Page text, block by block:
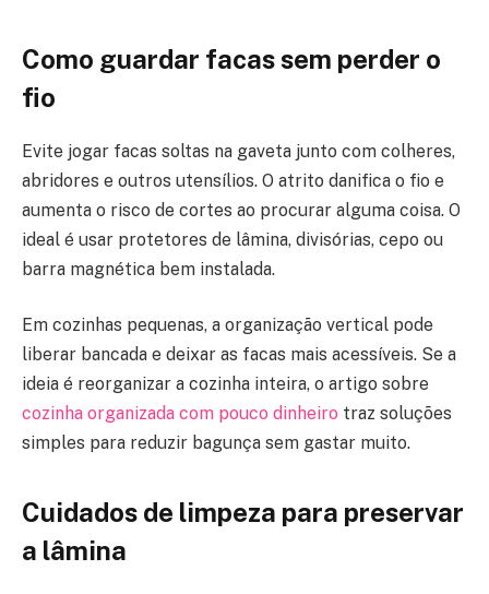
Como guardar facas sem perder o
fio
Evite jogar facas soltas na gaveta junto com colheres,
abridores e outros utensílios. O atrito danifica o fio e
aumenta o risco de cortes ao procurar alguma coisa. O
ideal é usar protetores de lâmina, divisórias, cepo ou
barra magnética bem instalada.
Em cozinhas pequenas, a organização vertical pode
liberar bancada e deixar as facas mais acessíveis. Se a
ideia é reorganizar a cozinha inteira, o artigo sobre
cozinha organizada com pouco dinheiro traz soluções
simples para reduzir bagunça sem gastar muito.
Cuidados de limpeza para preservar
a lâmina